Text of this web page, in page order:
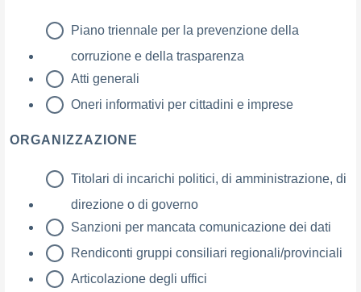
Piano triennale per la prevenzione della
corruzione e della trasparenza
Atti generali
Oneri informativi per cittadini e imprese
ORGANIZZAZIONE
Titolari di incarichi politici, di amministrazione, di
direzione o di governo
Sanzioni per mancata comunicazione dei dati
Rendiconti gruppi consiliari regionali/provinciali
Articolazione degli uffici